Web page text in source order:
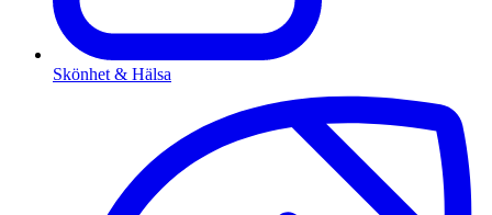
Skönhet & Hälsa